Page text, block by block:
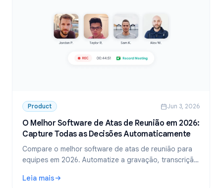
Product Jun 3, 2026
O Melhor Software de Atas de Reunião em 2026:
Capture Todas as Decisões Automaticamente
Compare o melhor software de atas de reunião para
equipes em 2026. Automatize a gravação, transcrição
chamada.
Leia mais
: O Melhor Software de Atas de Reunião em 2026: